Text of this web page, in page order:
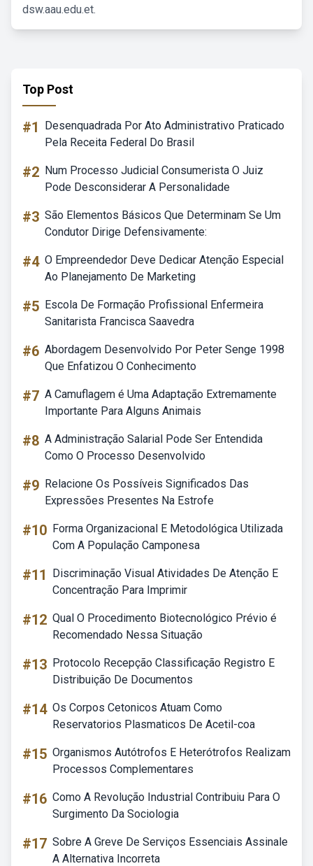
dsw.aau.edu.et.
Top Post
#1
Desenquadrada Por Ato Administrativo Praticado
Pela Receita Federal Do Brasil
#2 Num Processo Judicial Consumerista O Juiz
Pode Desconsiderar A Personalidade
#3 São Elementos Básicos Que Determinam Se Um
Condutor Dirige Defensivamente:
#4 O Empreendedor Deve Dedicar Atenção Especial
Ao Planejamento De Marketing
#5 Escola De Formação Profissional Enfermeira
Sanitarista Francisca Saavedra
#6 Abordagem Desenvolvido Por Peter Senge 1998
Que Enfatizou O Conhecimento
#7 A Camuflagem é Uma Adaptação Extremamente
Importante Para Alguns Animais
#8 A Administração Salarial Pode Ser Entendida
Como O Processo Desenvolvido
#9 Relacione Os Possíveis Significados Das
Expressões Presentes Na Estrofe
#10 Forma Organizacional E Metodológica Utilizada
Com A População Camponesa
#11
Discriminação Visual Atividades De Atenção E
Concentração Para Imprimir
#12 Qual O Procedimento Biotecnológico Prévio é
Recomendado Nessa Situação
#13 Protocolo Recepção Classificação Registro E
Distribuição De Documentos
#14 Os Corpos Cetonicos Atuam Como
Reservatorios Plasmaticos De Acetil-coa
#15 Organismos Autótrofos E Heterótrofos Realizam
Processos Complementares
#16 Como A Revolução Industrial Contribuiu Para O
Surgimento Da Sociologia
#17 Sobre A Greve De Serviços Essenciais Assinale
A Alternativa Incorreta